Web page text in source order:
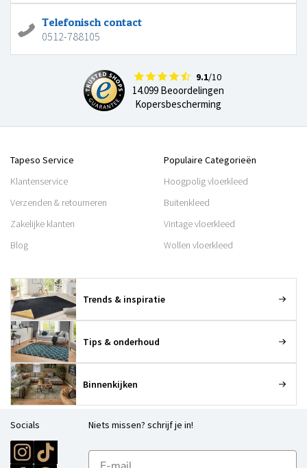
Telefonisch contact
0512-788105
9.1/10
14.099 Beoordelingen
Kopersbescherming
Tapeso Service
Klantenservice
Verzenden & retourneren
Zakelijke klanten
Blog
Populaire Categorieën
Hoogpolig vloerkleed
Buitenkleed
Vintage vloerkleed
Wollen vloerkleed
Trends & inspiratie
Tips & onderhoud
Binnenkijken
Socials Niets missen? schrijf je in!
E-mailadres